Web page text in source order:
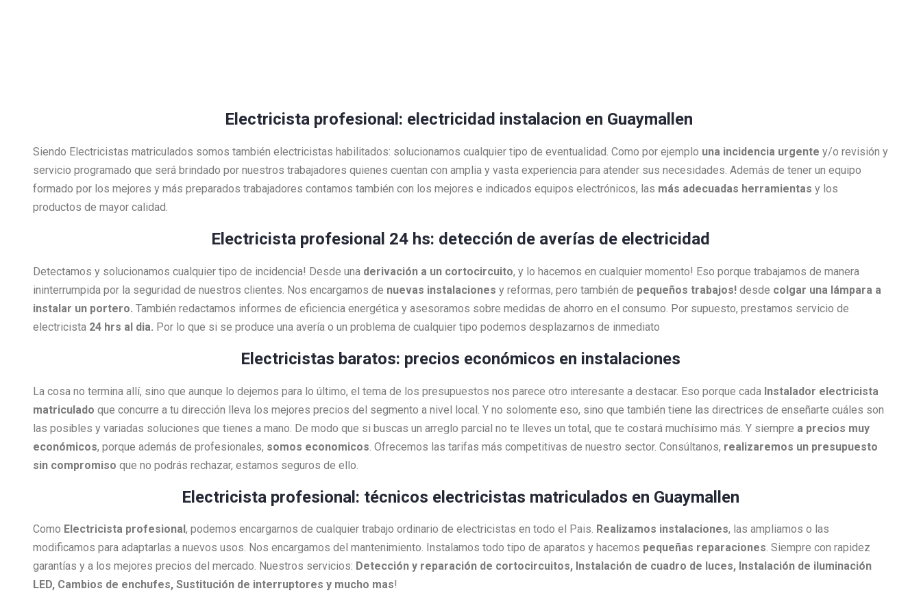
Electricista profesional: electricidad instalacion en Guaymallen
Siendo Electricistas matriculados somos también electricistas habilitados: solucionamos cualquier tipo de eventualidad. Como por ejemplo una incidencia urgente y/o revisión y
servicio programado que será brindado por nuestros trabajadores quienes cuentan con amplia y vasta experiencia para atender sus necesidades. Además de tener un equipo
formado por los mejores y más preparados trabajadores contamos también con los mejores e indicados equipos electrónicos, las más adecuadas herramientas y los
productos de mayor calidad.
Electricista profesional 24 hs: detección de averías de electricidad
Detectamos y solucionamos cualquier tipo de incidencia! Desde una derivación a un cortocircuito, y lo hacemos en cualquier momento! Eso porque trabajamos de manera
ininterrumpida por la seguridad de nuestros clientes. Nos encargamos de nuevas instalaciones y reformas, pero también de pequeños trabajos! desde colgar una lámpara a
instalar un portero. También redactamos informes de eficiencia energética y asesoramos sobre medidas de ahorro en el consumo. Por supuesto, prestamos servicio de
electricista 24 hrs al dia. Por lo que si se produce una avería o un problema de cualquier tipo podemos desplazarnos de inmediato
Electricistas baratos: precios económicos en instalaciones
La cosa no termina allí, sino que aunque lo dejemos para lo último, el tema de los presupuestos nos parece otro interesante a destacar. Eso porque cada Instalador electricista
matriculado que concurre a tu dirección lleva los mejores precios del segmento a nivel local. Y no solomente eso, sino que también tiene las directrices de enseñarte cuáles son
las posibles y variadas soluciones que tienes a mano. De modo que si buscas un arreglo parcial no te lleves un total, que te costará muchísimo más. Y siempre a precios muy
económicos, porque además de profesionales, somos economicos . Ofrecemos las tarifas más competitivas de nuestro sector. Consúltanos, realizaremos un presupuesto
sin compromiso que no podrás rechazar, estamos seguros de ello.
Electricista profesional: técnicos electricistas matriculados en Guaymallen
Como Electricista profesional , podemos encargarnos de cualquier trabajo ordinario de electricistas en todo el Pais. Realizamos instalaciones, las ampliamos o las
modificamos para adaptarlas a nuevos usos. Nos encargamos del mantenimiento. Instalamos todo tipo de aparatos y hacemos pequeñas reparaciones. Siempre con rapidez
garantías y a los mejores precios del mercado. Nuestros servicios: Detección y reparación de cortocircuitos, Instalación de cuadro de luces, Instalación de iluminación
LED, Cambios de enchufes, Sustitución de interruptores y mucho mas!